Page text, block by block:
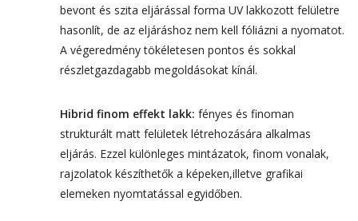
bevont és szita eljárással forma UV lakkozott felületre
hasonlít, de az eljáráshoz nem kell fóliázni a nyomatot.
A végeredmény tökéletesen pontos és sokkal
részletgazdagabb megoldásokat kínál.
Hibrid finom effekt lakk: fényes és finoman
strukturált matt felületek létrehozására alkalmas
eljárás. Ezzel különleges mintázatok, finom vonalak,
rajzolatok készíthetők a képeken,illetve grafikai
elemeken nyomtatással egyidőben.